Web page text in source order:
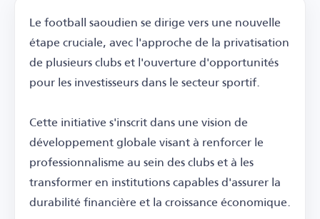
Le football saoudien se dirige vers une nouvelle
étape cruciale, avec l'approche de la privatisation
de plusieurs clubs et l'ouverture d'opportunités
pour les investisseurs dans le secteur sportif.
Cette initiative s'inscrit dans une vision de
développement globale visant à renforcer le
professionnalisme au sein des clubs et à les
transformer en institutions capables d'assurer la
durabilité financière et la croissance économique.